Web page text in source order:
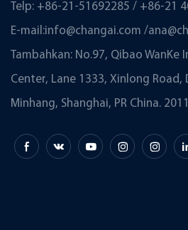
Telp: +86-21-51692285 / +86-21
E-mail:info@changai.com /
Tambahkan: No.97, Qibao WanKe
Center, Lane 1333, Xinlong Road,
Minhang, Shanghai, PR China.